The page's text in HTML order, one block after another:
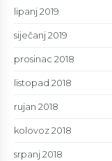
lipanj 2019
siječanj 2019
prosinac 2018
listopad 2018
rujan 2018
kolovoz 2018
srpanj 2018